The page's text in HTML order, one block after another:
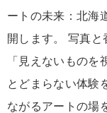
ートの未来：北海
開します。 写真と
「見えないもの
とどまらない体験
ながるアートの場